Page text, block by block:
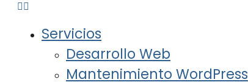
Servicios
Desarrollo Web
Mantenimiento WordPress